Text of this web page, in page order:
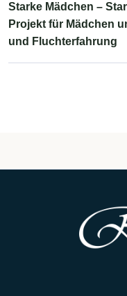
Starke Mädchen –
Projekt für Mädchen
und Fluchterfahrung